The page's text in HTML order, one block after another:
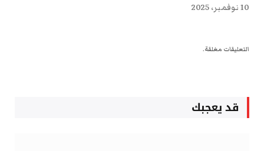
10 نوفمبر، 2025
التعليقات مغلقة.
قد يعجبك